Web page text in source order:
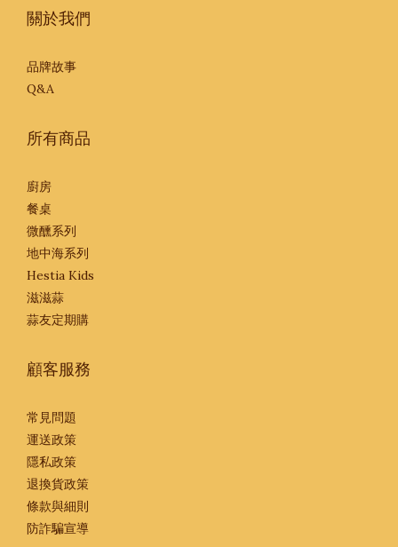
關於我們
品牌故事
Q&A
所有商品
廚房
餐桌
微醺系列
地中海系列
Hestia Kids
滋滋蒜
蒜友定期購
顧客服務
常見問題
運送政策
隱私政策
退換貨政策
條款與細則
防詐騙宣導